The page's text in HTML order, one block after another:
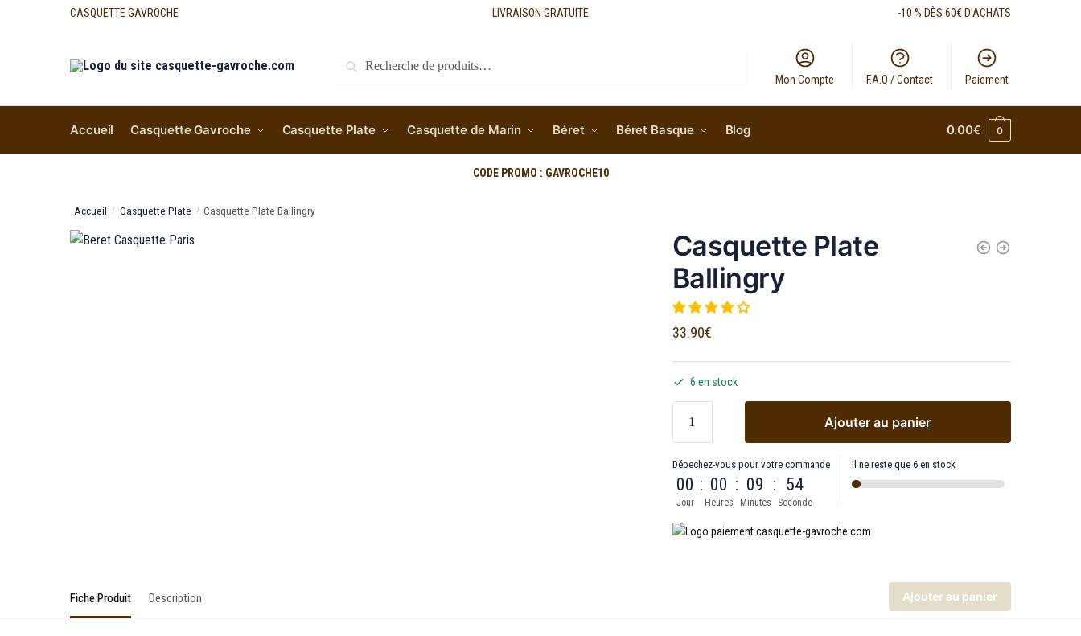
CASQUETTE GAVROCHE LIVRAISON GRATUITE -10 % DÈS 60€ D’ACHATS
Recherche
Mon Compte F.A.Q / Contact Paiement
Accueil Casquette Gavroche Casquette Plate Casquette de Marin Béret Béret Basque Blog 0.00€ 0
CODE PROMO : GAVROCHE10
Accueil / Casquette Plate / Casquette Plate Ballingry
Casquette Plate
Ballingry
33.90€
6 en stock
Ajouter au panier
Dépechez-vous pour votre commande
00
Jour
: 00
Heures
: 09
Minutes
: 53
Seconde
Il ne reste que 6 en stock
Fiche Produit Description Ajouter au panier